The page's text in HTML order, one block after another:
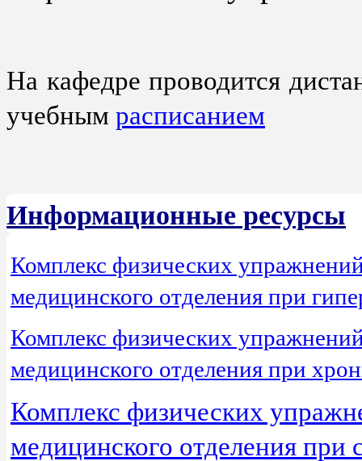
На кафедре проводится
учебным расписанием
Информационные ресурсы
Комплекс физических
медицинского отделения при
Комплекс физических
медицинского отделения при
Комплекс физических
медицинского отделения при